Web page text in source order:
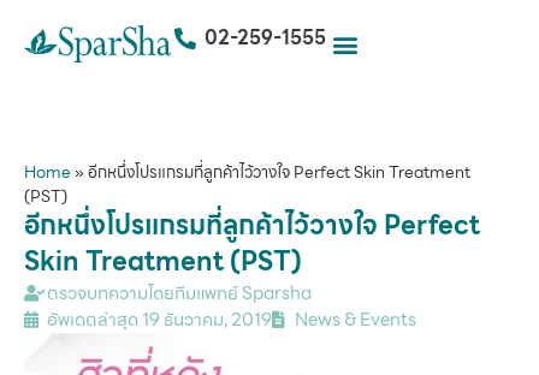
02-259-1555
Home»อีกหนึ่งโปรแกรมที่ลูกค้าไว้วางใจ Perfect Skin Treatment
(PST)
อีกหนึ่งโปรแกรมที่ลูกค้าไว้วางใจ Perfect
Skin Treatment (PST)
ตรวจบทความโดยทีมแพทย์ Sparsha
อัพเดตล่าสุด 19 ธันวาคม, 2019 News & Events